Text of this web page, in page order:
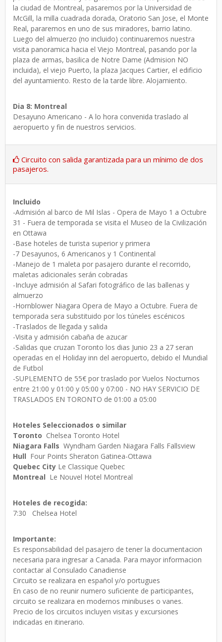
la ciudad de Montreal, pasaremos por la Universidad de
McGill, la milla cuadrada dorada, Oratorio San Jose, el Monte
Real, pararemos en uno de sus miradores, barrio latino.
Luego del almuerzo (no incluido) continuaremos nuestra
visita panoramica hacia el Viejo Montreal, pasando por la
plaza de armas, basilica de Notre Dame (Admision NO
incluida), el viejo Puerto, la plaza Jacques Cartier, el edificio
del ayuntamiento. Resto de la tarde libre. Alojamiento.
Dia 8: Montreal
Desayuno Americano - A lo hora convenida traslado al
aeropuerto y fin de nuestros servicios.
Circuito con salida garantizada para un mínimo de dos
pasajeros.
Incluido
-Admisión al barco de Mil Islas - Opera de Mayo 1 a Octubre
31 - Fuera de temporada se visita el Museo de la Civilización
en Ottawa
-Base hoteles de turista superior y primera
-7 Desayunos, 6 Americanos y 1 Continental
-Manejo de 1 maleta por pasajero durante el recorrido,
maletas adicionales serán cobradas
-Incluye admisión al Safari fotográfico de las ballenas y
almuerzo
-Hornblower Niagara Opera de Mayo a Octubre. Fuera de
temporada sera substituido por los túneles escénicos
-Traslados de llegada y salida
-Visita y admisión cabaña de azucar
-Salidas que cruzan Toronto los dias Junio 23 a 27 seran
operadas en el Holiday inn del aeropuerto, debido el Mundial
de Futbol
-SUPLEMENTO de 55€ por traslado por Vuelos Nocturnos
entre 21:00 y 01:00 y 05:00 y 07:00 - NO HAY SERVICIO DE
TRASLADOS EN TORONTO de 01:00 a 05:00
Hoteles Seleccionados o similar
Toronto Chelsea Toronto Hotel
Niagara Falls Wyndham Garden Niagara Falls Fallsview
Hull Four Points Sheraton Gatinea-Ottawa
Quebec City Le Classique Quebec
Montreal Le Nouvel Hotel Montreal
Hoteles de recogida:
7:30 Chelsea Hotel
Importante:
Es responsabilidad del pasajero de tener la documentacion
necesaria para ingresar a Canada. Para mayor informacion
contactar al Consulado Canadiense
Circuito se realizara en español y/o portugues
En caso de no reunir numero suficiente de participantes,
circuito se realizara en modernos minibuses o vanes.
Precio de los circuitos incluyen visitas y excursiones
indicadas en itinerario.